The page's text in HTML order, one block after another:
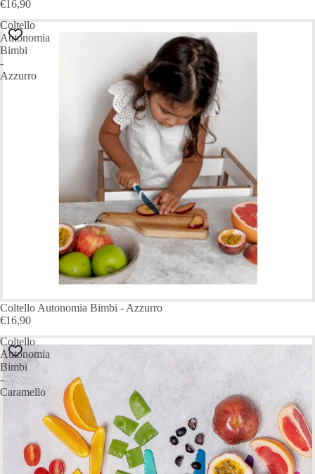
€16,90
Coltello
Autonomia
Bimbi
-
Azzurro
ESAURITO
Coltello Autonomia Bimbi - Azzurro
€16,90
Coltello
Autonomia
Bimbi
-
Caramello